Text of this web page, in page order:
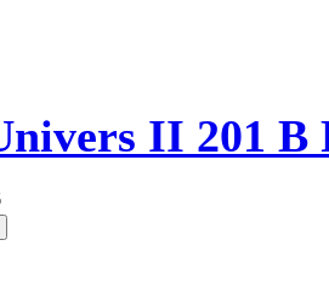
II 201 B